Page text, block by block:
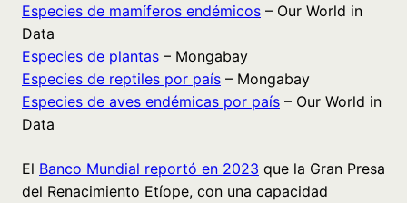
Especies de mamíferos endémicos – Our World in
Data
Especies de plantas – Mongabay
Especies de reptiles por país – Mongabay
Especies de aves endémicas por país – Our World in
Data
El Banco Mundial reportó en 2023 que la Gran Presa
del Renacimiento Etíope, con una capacidad